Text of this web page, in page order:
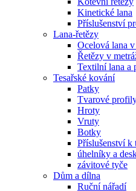
Kinetické lana
Příslušenství
Lana-řetězy
Ocelová lana
Řetězy v
Textilní lana a
Tesařské kování
Patky
Tvarové
Hroty
Vruty
Botky
Příslušenství k
úhelníky a
závitové tyče
Dům a dílna
Ruční nářadí